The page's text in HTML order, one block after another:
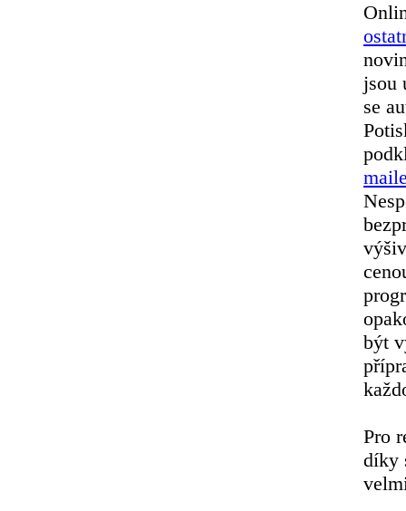
jsou
se
být
Pro
díky